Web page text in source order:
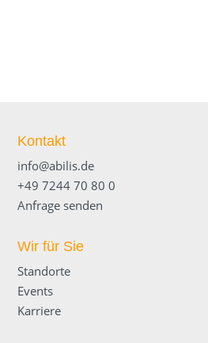
Kontakt
info@abilis.de
+49 7244 70 80 0
Anfrage senden
Wir für Sie
Standorte
Events
Karriere